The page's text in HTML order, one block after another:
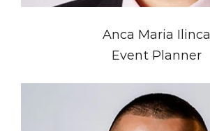
Anca Maria Ilinca
Event Planner